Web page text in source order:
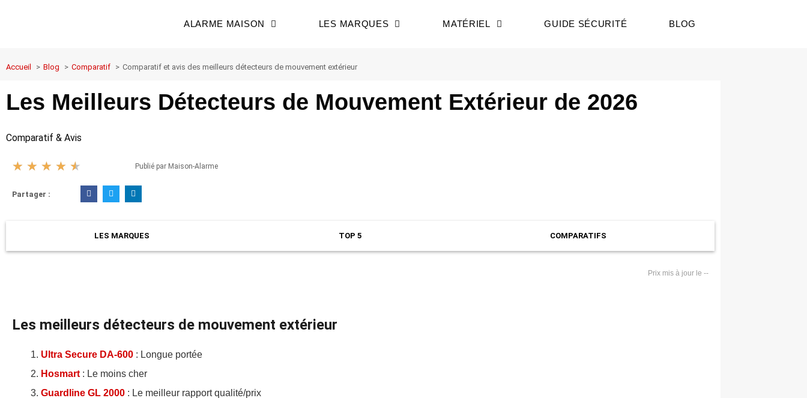
ALARME MAISON LES MARQUES MATÉRIEL GUIDE SÉCURITÉ BLOG
Accueil Blog Comparatif Comparatif et avis des meilleurs détecteurs de mouvement extérieur
Les Meilleurs Détecteurs de Mouvement Extérieur de 2026
Comparatif & Avis
★ ★ ★ ★ ★
4.5
sur
Publié par Maison-Alarme
Partager :
F
a
T
w
e
r
L
i
d
i
LES MARQUES TOP 5 COMPARATIFS
--
Les meilleurs détecteurs de mouvement extérieur
Ultra Secure DA-600 : Longue portée
Hosmart : Le moins cher
Guardline GL 2000 : Le meilleur rapport qualité/prix